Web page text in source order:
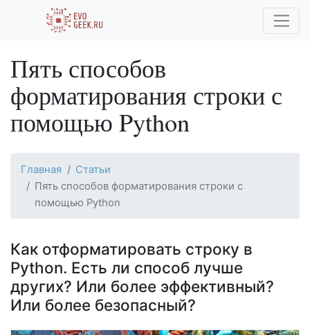
Пять способов
форматирования строки с
помощью Python
Главная
Статьи
Пять способов форматирования строки с
помощью Python
Как отформатировать строку в
Python. Есть ли способ лучше
других? Или более эффективный?
Или более безопасный?